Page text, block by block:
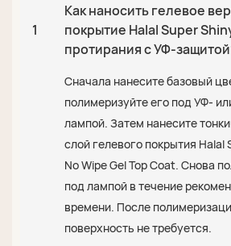
1
Как наносить гелевое
покрытие Halal Super
протирания с УФ-
Сначала нанесите базовый
полимеризуйте его под УФ-
лампой. Затем нанесите
слой гелевого покрытия Halal
No Wipe Gel Top Coat. Снова
под лампой в течение
времени. После
поверхность не требуется.